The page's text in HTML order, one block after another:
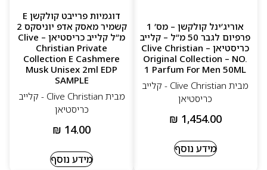
אוריג’ינל קולקשן – מס’ 1
פרפיום לגבר 50 מ”ל – קלייב
כריסטיאן Clive Christian –
Original Collection – NO.
1 Parfum For Men 50ML
מבית Clive Christian - קלייב
כריסטיאן
₪ 1,454.00
מידע נוסף
דוגמיות פרייבט קולקשן E
קשמיר מאסק אדפ יוניסקס 2
מ”ל קלייב כריסטיאן – Clive
Christian Private
Collection E Cashmere
Musk Unisex 2ml EDP
SAMPLE
מבית Clive Christian - קלייב
כריסטיאן
₪ 14.00
מידע נוסף